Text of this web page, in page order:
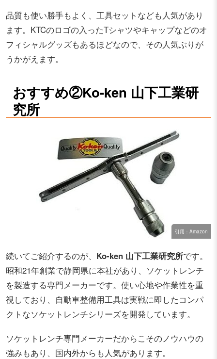
品質も使い勝手もよく、工具セットなども人気があり
ます。KTCのロゴの入ったTシャツやキャップなどのオ
フィシャルグッズもあるほどなので、その人気ぶりが
うかがえます。
おすすめ②Ko-ken 山下工業研
究所
引用：Amazon
続いてご紹介するのが、 Ko-ken 山下工業研究所です。
昭和21年創業で静岡県に本社があり、ソケットレンチ
を製造する専門メーカーです。使い心地や作業性を重
視しており、自動車整備用工具は実戦に即したコンパ
クトなソケットレンチシリーズを開発しています。
ソケットレンチ専門メーカーだからこそのノウハウの
強みもあり、国内外からも人気があります。